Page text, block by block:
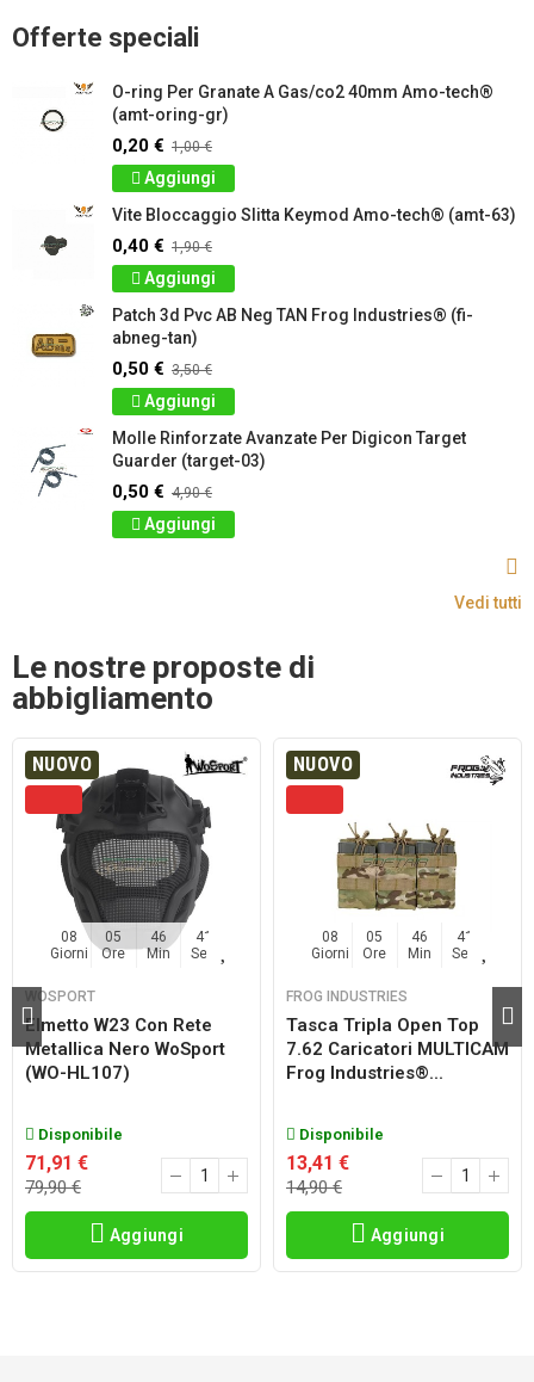
Offerte speciali
O-ring Per Granate A Gas/co2 40mm Amo-tech®
(amt-oring-gr)
0,20 € 1,00 €
Aggiungi
Vite Bloccaggio Slitta Keymod Amo-tech® (amt-63)
0,40 € 1,90 €
Aggiungi
Patch 3d Pvc AB Neg TAN Frog Industries® (fi-
abneg-tan)
0,50 € 3,50 €
Aggiungi
Molle Rinforzate Avanzate Per Digicon Target
Guarder (target-03)
0,50 € 4,90 €
Aggiungi
Vedi tutti
Le nostre proposte di
abbigliamento
NUOVO
08
Giorni
05
Ore
46
Min
41
Sec
WOSPORT
Elmetto W23 Con Rete
Metallica Nero WoSport
(WO-HL107)
Disponibile
71,91 €
79,90 €
Aggiungi
NUOVO
08
Giorni
05
Ore
46
Min
41
Sec
FROG INDUSTRIES
Tasca Tripla Open Top
7.62 Caricatori MULTICAM
Frog Industries®...
Disponibile
13,41 €
14,90 €
Aggiungi